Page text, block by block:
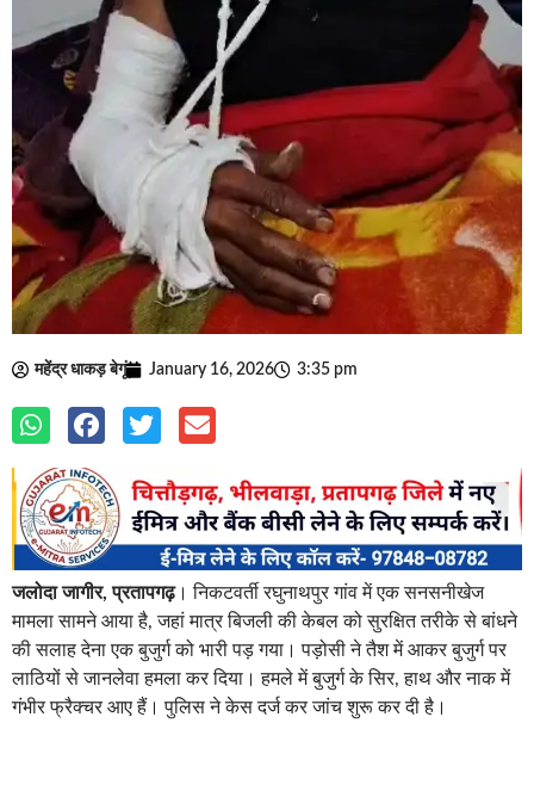
महेंद्र धाकड़ बेगूं January 16, 2026 3:35 pm
जलोदा जागीर, प्रतापगढ़। निकटवर्ती रघुनाथपुर गांव में एक सनसनीखेज
मामला सामने आया है, जहां मात्र बिजली की केबल को सुरक्षित तरीके से बांधने
की सलाह देना एक बुजुर्ग को भारी पड़ गया। पड़ोसी ने तैश में आकर बुजुर्ग पर
लाठियों से जानलेवा हमला कर दिया। हमले में बुजुर्ग के सिर, हाथ और नाक में
गंभीर फ्रैक्चर आए हैं। पुलिस ने केस दर्ज कर जांच शुरू कर दी है।